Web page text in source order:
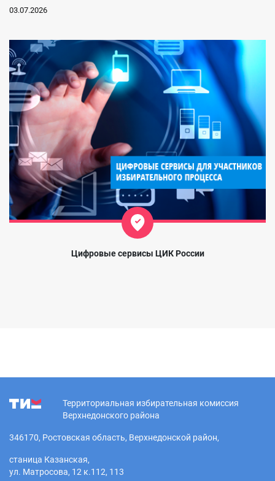
03.07.2026
Цифровые сервисы ЦИК России
Территориальная избирательная комиссия
Верхнедонского района
346170, Ростовская область, Верхнедонской район,
станица Казанская,
ул. Матросова, 12 к.112, 113